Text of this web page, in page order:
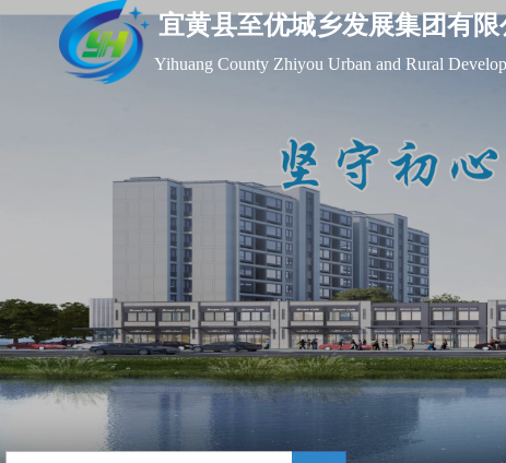
宜黄县至优城乡发展集团有限
Yihuang County Zhiyou Urban and Rural